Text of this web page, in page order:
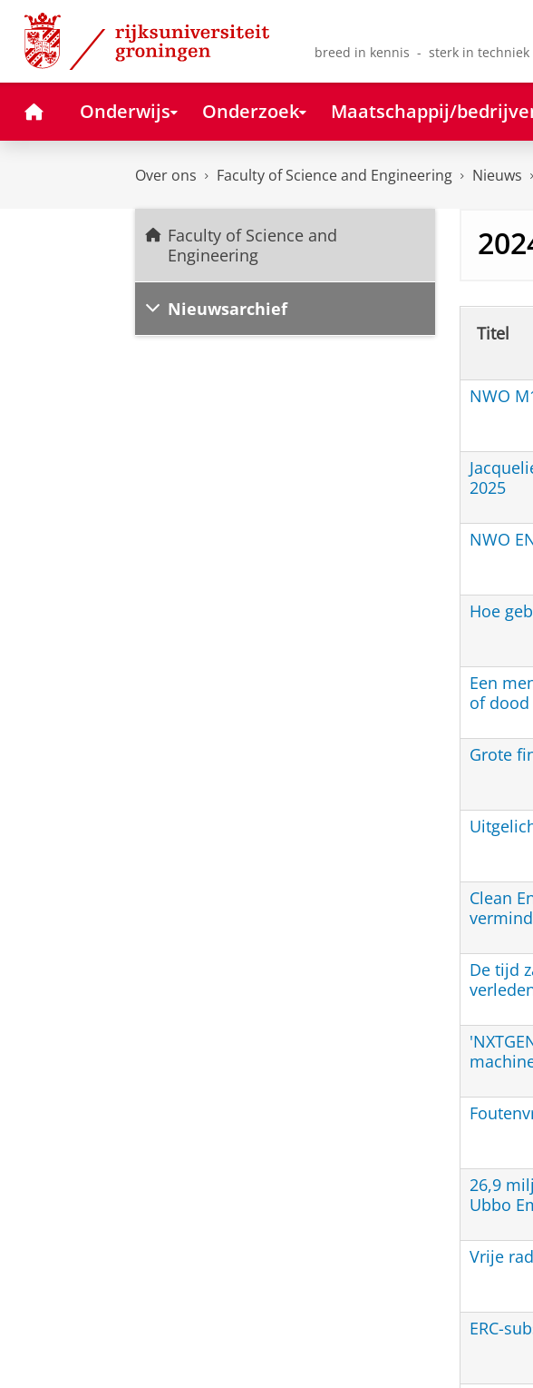
Skip
Content
Skip
Navigation
breed in kennis - sterk in techniek
HomeOnderwijs Onderzoek Maatschappij/
Over ons Faculty of Science and Engineering Nieuws
Faculty of Science and
Engineering
Nieuwsarchief
Titel
NWO
2025
NWO
Hoe
Een
of dood
Grote
Clean
De tijd
26,9
Ubbo
Vrije
ERC-